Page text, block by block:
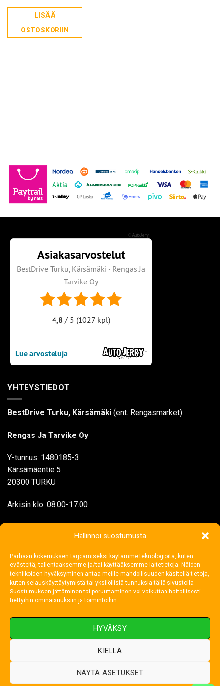
Hallinnoi suostumusta
Parhaan kokemuksen tarjoamiseksi käytämme teknologioita, kuten
evästeitä, tallentaaksemme ja/tai käyttääksemme laitetietoja. Näiden
tekniikoiden hyväksyminen antaa meille mahdollisuuden käsitellä tietoja,
kuten selauskäyttäytymistä tai yksilöllisiä tunnuksia tällä sivustolla.
Suostumuksen jättäminen tai peruuttaminen voi vaikuttaa haitallisesti
tiettyihin ominaisuuksiin ja toimintoihin.
HYVÄKSY
KIELLÄ
NÄYTÄ ASETUKSET
LISÄÄ
OSTOSKORIIN
© AutoJerry
YHTEYSTIEDOT
BestDrive Turku, Kärsämäki (ent. Rengasmarket)
Rengas Ja Tarvike Oy
Y-tunnus: 1480185-3
Kärsämäentie 5
20300 TURKU
Arkisin klo. 08.00-17.00
02 272 1199
Visa MasterCardCredit